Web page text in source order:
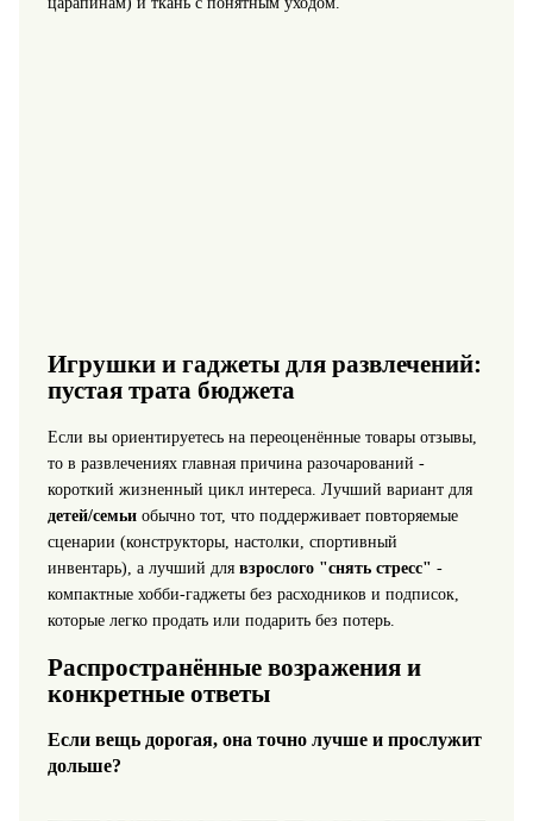
Игрушки и гаджеты для развлечений:
пустая трата бюджета
Если вы ориентируетесь на переоценённые товары отзывы,
то в развлечениях главная причина разочарований -
короткий жизненный цикл интереса. Лучший вариант для
детей/семьиобычно тот, что поддерживает повторяемые
сценарии (конструкторы, настолки, спортивный
инвентарь), а лучший для взрослого "снять стресс" -
компактные хобби-гаджеты без расходников и подписок,
которые легко продать или подарить без потерь.
Распространённые возражения и
конкретные ответы
Если вещь дорогая, она точно лучше и прослужит
дольше?